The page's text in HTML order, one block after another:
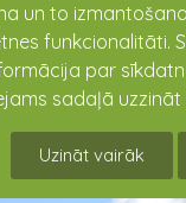
un to
funkcionalitāti.
par
sadaļā uzzināt
Uzināt vairāk